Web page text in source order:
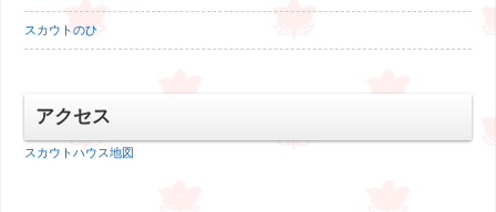
スカウトのひ
アクセス
スカウトハウス地図